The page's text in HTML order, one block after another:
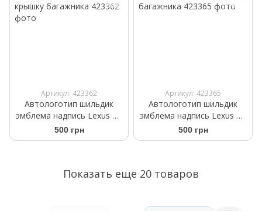
Артикул: 423362
Автологотип шильдик
эмблема надпись Lexus RX
450hL Black Еdition на
крышку багажника
500 грн
Артикул: 423365
Автологотип шильдик
эмблема надпись Lexus RX
270 Black Еdition на крышку
багажника
500 грн
Показать еще 20 товаров